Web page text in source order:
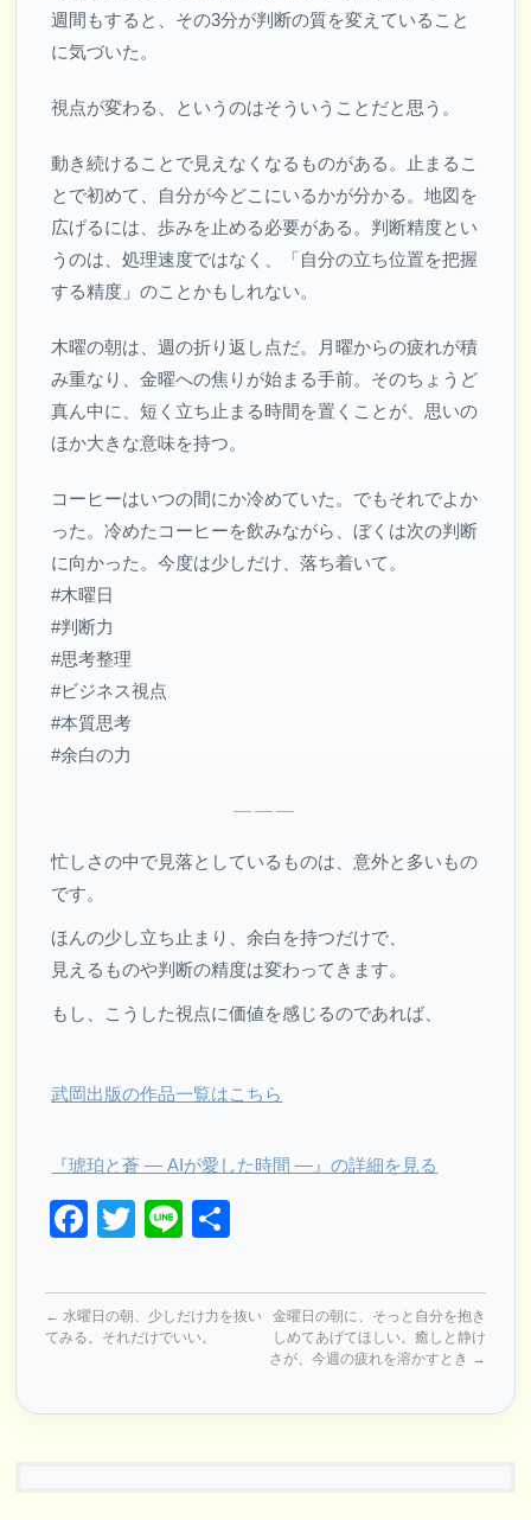
週間もすると、その3分が判断の質を変えていること
に気づいた。
視点が変わる、というのはそういうことだと思う。
動き続けることで見えなくなるものがある。止まるこ
とで初めて、自分が今どこにいるかが分かる。地図を
広げるには、歩みを止める必要がある。判断精度とい
うのは、処理速度ではなく、「自分の立ち位置を把握
する精度」のことかもしれない。
木曜の朝は、週の折り返し点だ。月曜からの疲れが積
み重なり、金曜への焦りが始まる手前。そのちょうど
真ん中に、短く立ち止まる時間を置くことが、思いの
ほか大きな意味を持つ。
コーヒーはいつの間にか冷めていた。でもそれでよか
った。冷めたコーヒーを飲みながら、ぼくは次の判断
に向かった。今度は少しだけ、落ち着いて。
#木曜日
#判断力
#思考整理
#ビジネス視点
#本質思考
#余白の力
———
忙しさの中で見落としているものは、意外と多いもの
です。
ほんの少し立ち止まり、余白を持つだけで、
見えるものや判断の精度は変わってきます。
もし、こうした視点に価値を感じるのであれば、
武岡出版の作品一覧はこちら
『琥珀と蒼 ― AIが愛した時間 ―』の詳細を見る
Facebook
Twitter
Line
← 水曜日の朝、少しだけ力を抜い
てみる。それだけでいい。
金曜日の朝に、そっと自分を抱き
しめてあげてほしい。癒しと静け
さが、今週の疲れを溶かすとき →